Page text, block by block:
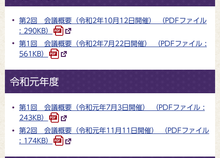
第2回 会議概要（令和2年10月12日開催） （PDFファイル
: 290KB）
第1回 会議概要（令和2年7月22日開催） （PDFファイル :
561KB）
令和元年度
第1回 会議概要（令和元年7月3日開催） （PDFファイル :
243KB）
第2回 会議概要（令和元年11月11日開催） （PDFファイル
: 174KB）